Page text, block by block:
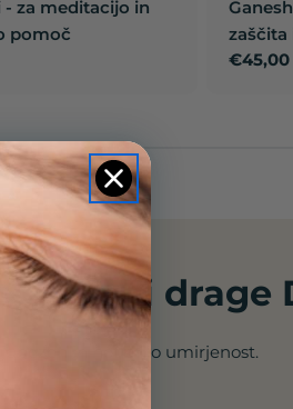
- za meditacijo in
pomoč
zaščita
Redna
€45,00
in tebi drage
in notranjo umirjenost.